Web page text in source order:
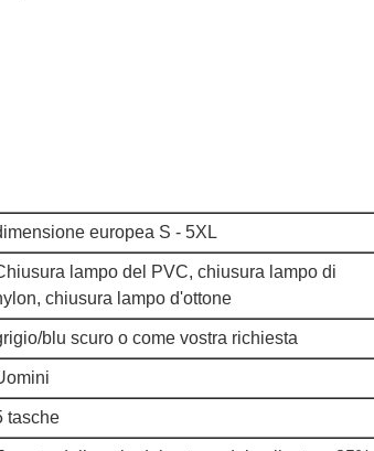
europea S - 5XL
lampo del PVC, chiusura lampo di
chiusura lampo d'ottone
blu scuro o come vostra richiesta
tasche